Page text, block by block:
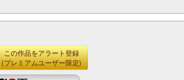
この作品をアラート登録
(プレミアムユーザー限定)